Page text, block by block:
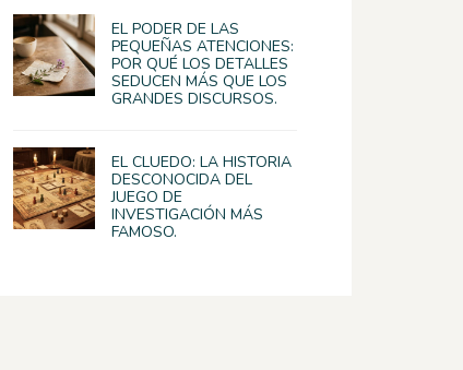
EL PODER DE LAS
PEQUEÑAS ATENCIONES:
POR QUÉ LOS DETALLES
SEDUCEN MÁS QUE LOS
GRANDES DISCURSOS.
EL CLUEDO: LA HISTORIA
DESCONOCIDA DEL
JUEGO DE
INVESTIGACIÓN MÁS
FAMOSO.